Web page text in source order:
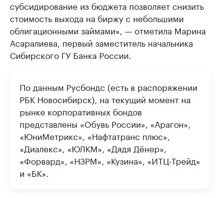
субсидирование из бюджета позволяет снизить
стоимость выхода на биржу с небольшими
облигационными займами», — отметила Марина
Асаралиева, первый заместитель начальника
Сибирского ГУ Банка России.
По данным Русбондс (есть в распоряжении
РБК Новосибирск), на текущий момент на
рынке корпоративных бондов
представлены «Обувь России», «Арагон»,
«ЮниМетрикс», «Нафтатранс плюс»,
«Диалекс», «ЮЛКМ», «Дядя Дёнер»,
«Форвард», «НЗРМ», «Кузина», «ИТЦ-Трейд»
и «БК».